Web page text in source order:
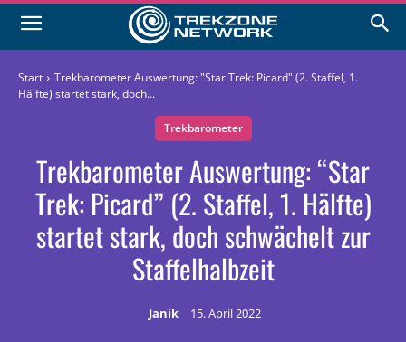
Start
Trekbarometer Auswertung: "Star Trek: Picard" (2. Staffel, 1.
Hälfte) startet stark, doch...
Trekbarometer
Trekbarometer Auswertung: “Star
Trek: Picard” (2. Staffel, 1. Hälfte)
startet stark, doch schwächelt zur
Staffelhalbzeit
Janik 15. April 2022